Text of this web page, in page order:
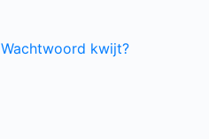
Wachtwoord kwijt?